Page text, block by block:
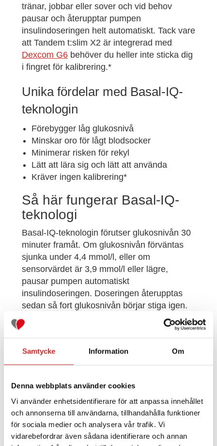
Samtycke Information Om
Denna webbplats använder cookies
Vi använder enhetsidentifierare för att anpassa innehållet
och annonserna till användarna, tillhandahålla funktioner
för sociala medier och analysera vår trafik. Vi
vidarebefordrar även sådana identifierare och annan
tränar, jobbar eller sover och vid behov
pausar och återupptar pumpen
insulindoseringen helt automatiskt. Tack vare
att Tandem t:slim X2 är integrerad med
Dexcom G6 behöver du heller inte sticka dig
i fingret för kalibrering.*
Unika fördelar med Basal-IQ-
teknologin
Förebygger låg glukosnivå
Minskar oro för lågt blodsocker
Minimerar risken för rekyl
Lätt att lära sig och lätt att använda
Kräver ingen kalibrering*
Så här fungerar Basal-IQ-
teknologi
Basal-IQ-teknologin förutser glukosnivån 30
minuter framåt. Om glukosnivån förväntas
sjunka under 4,4 mmol/l, eller om
sensorvärdet är 3,9 mmol/l eller lägre,
pausar pumpen automatiskt
insulindoseringen. Doseringen återupptas
sedan så fort glukosnivån börjar stiga igen.
För dig som redan har en Tandem t:slim X2
mjukvaruuppdatering via en dator. För mer
kontakta oss på040 – 15 54 80eller
info@rubinmedical.se.
Läs mer om Basal-IQ-teknologin iTandem